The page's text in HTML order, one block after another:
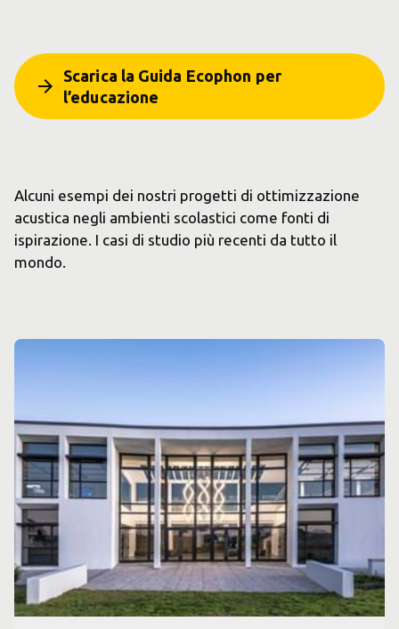
arrow_forward
Scarica la Guida Ecophon per
l’educazione
Alcuni esempi dei nostri progetti di ottimizzazione
acustica negli ambienti scolastici come fonti di
ispirazione. I casi di studio più recenti da tutto il
mondo.